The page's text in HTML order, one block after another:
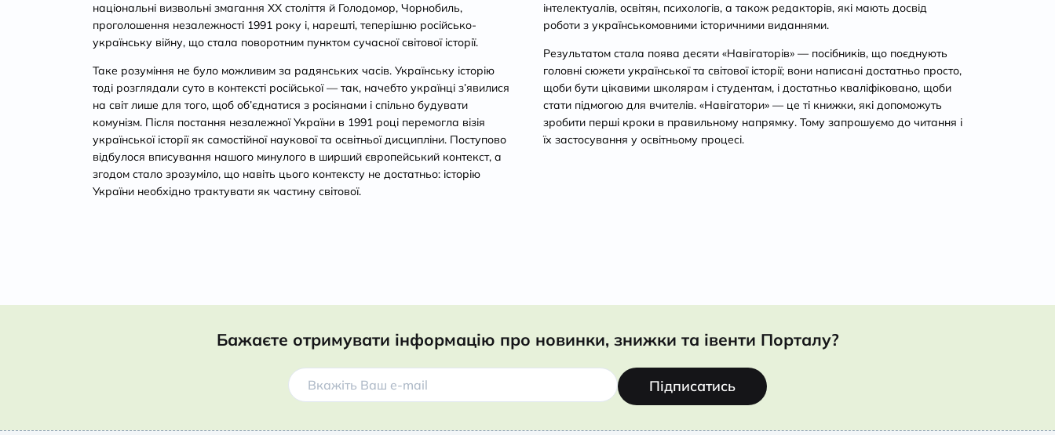
національні визвольні змагання ХХ століття й Голодомор, Чорнобиль,
проголошення незалежності 1991 року і, нарешті, теперішню російсько-
українську війну, що стала поворотним пунктом сучасної світової історії.
Таке розуміння не було можливим за радянських часів. Українську історію
тоді розглядали суто в контексті російської — так, начебто українці з’явилися
на світ лише для того, щоб об’єднатися з росіянами і спільно будувати
комунізм. Після постання незалежної України в 1991 році перемогла візія
української історії як самостійної наукової та освітньої дисципліни. Поступово
відбулося вписування нашого минулого в ширший європейський контекст, а
згодом стало зрозуміло, що навіть цього контексту не достатньо: історію
України необхідно трактувати як частину світової.
інтелектуалів, освітян, психологів, а також редакторів, які мають досвід
роботи з українськомовними історичними виданнями.
Результатом стала поява десяти «Навігаторів» — посібників, що поєднують
головні сюжети української та світової історії; вони написані достатньо просто,
щоби бути цікавими школярам і студентам, і достатньо кваліфіковано, щоби
стати підмогою для вчителів. «Навігатори» — це ті книжки, які допоможуть
зробити перші кроки в правильному напрямку. Тому запрошуємо до читання і
їх застосування у освітньому процесі.
Бажаєте отримувати інформацію про новинки, знижки та івенти Порталу?
Підписатись